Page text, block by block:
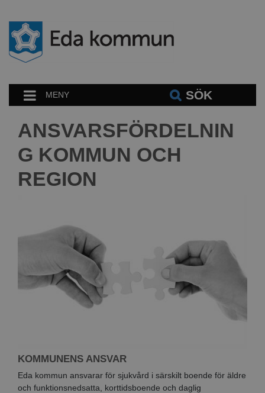
MENY SÖK
ANSVARSFÖRDELNIN
G KOMMUN OCH
REGION
KOMMUNENS ANSVAR
Eda kommun ansvarar för sjukvård i särskilt boende för äldre
och funktionsnedsatta, korttidsboende och daglig